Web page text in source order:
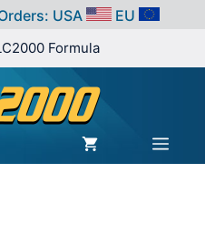
USA
EU
Formula